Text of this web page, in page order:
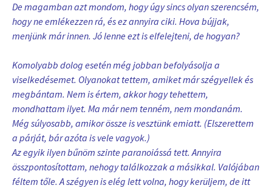
De magamban azt mondom, hogy úgy sincs olyan szerencsém,
hogy ne emlékezzen rá, és ez annyira ciki. Hova bújjak,
menjünk már innen. Jó lenne ezt is elfelejteni, de hogyan?
Komolyabb dolog esetén még jobban befolyásolja a
viselkedésemet. Olyanokat tettem, amiket már szégyellek és
megbántam. Nem is értem, akkor hogy tehettem,
mondhattam ilyet. Ma már nem tenném, nem mondanám.
Még súlyosabb, amikor össze is vesztünk emiatt. (Elszerettem
a párját, bár azóta is vele vagyok.)
Az egyik ilyen bűnöm szinte paranoiássá tett. Annyira
összpontosítottam, nehogy találkozzak a másikkal. Valójában
féltem tőle. A szégyen is elég lett volna, hogy kerüljem, de itt